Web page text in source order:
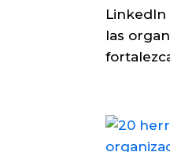
LinkedIn
las